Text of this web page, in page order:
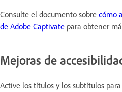
Consulte el documento sobre cómo
de Adobe Captivate para obtener
Mejoras de
Active los títulos y los subtítulos